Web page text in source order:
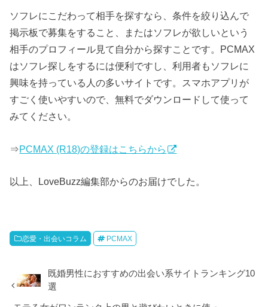
ソフレにこだわって相手を探すなら、条件を絞り込んで
掲示板で募集をすること、またはソフレが欲しいという
相手のプロフィール見て自分から探すことです。PCMAX
はソフレ探しをするには便利ですし、利用者もソフレに
興味を持っている人の多いサイトです。スマホアプリが
すごく使いやすいので、無料でダウンロードして使って
みてください。
⇒PCMAX (R18)の登録はこちらから
以上、LoveBuzz編集部からのお届けでした。
恋愛・出会いコラム PCMAX
既婚男性におすすめの出会い系サイトランキング10
選